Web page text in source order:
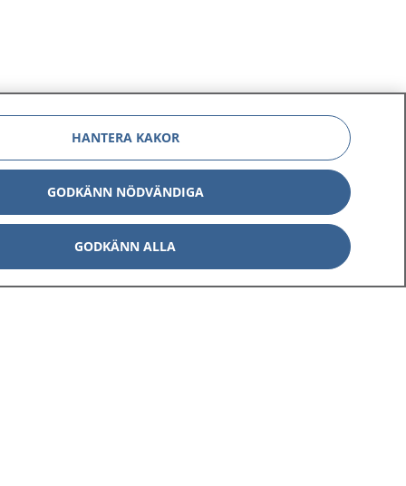
Om 1177
E-tjänster
Aktuellt
Kontakt
Digital tillgänglighet
HANTERA KAKOR
GODKÄNN NÖDVÄNDIGA
GODKÄNN ALLA